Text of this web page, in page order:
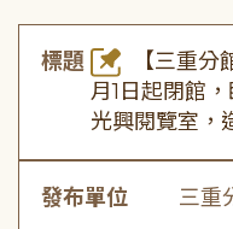
標題
【三重分
月1日起閉館
光興閱覽室，
發布單位 三重